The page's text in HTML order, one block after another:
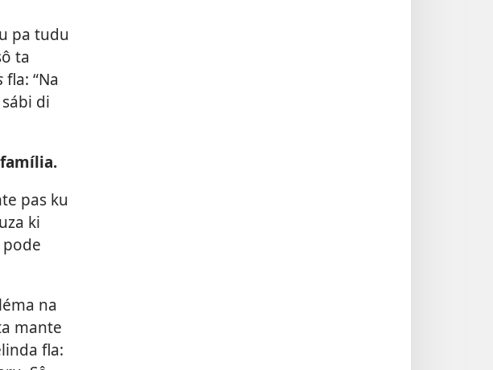
pa tudu
ta
fla: “Na
di
pas ku
ki
na
mante
fla: